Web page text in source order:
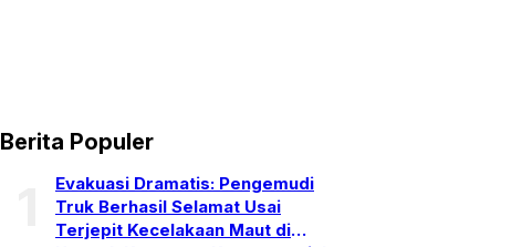
Berita Populer
Evakuasi Dramatis: Pengemudi
Truk Berhasil Selamat Usai
Terjepit Kecelakaan Maut di